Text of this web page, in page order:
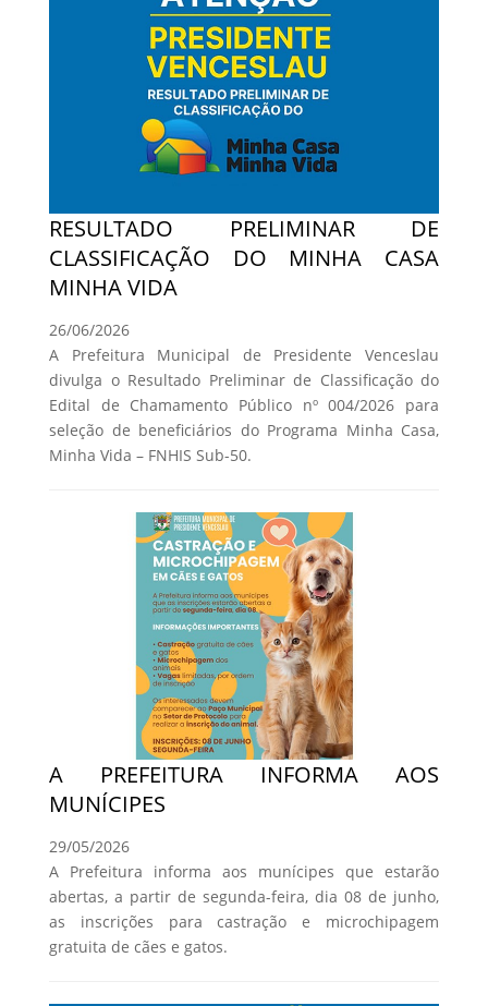
RESULTADO PRELIMINAR DE
CLASSIFICAÇÃO DO MINHA CASA
MINHA VIDA
26/06/2026
A Prefeitura Municipal de Presidente Venceslau
divulga o Resultado Preliminar de Classificação do
Edital de Chamamento Público nº 004/2026 para
seleção de beneficiários do Programa Minha Casa,
Minha Vida – FNHIS Sub-50.
A PREFEITURA INFORMA AOS
MUNÍCIPES
29/05/2026
A Prefeitura informa aos munícipes que estarão
abertas, a partir de segunda-feira, dia 08 de junho,
as inscrições para castração e microchipagem
gratuita de cães e gatos.